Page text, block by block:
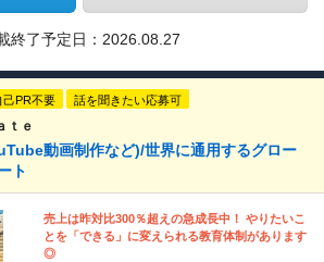
終了予定日： 2026.08.27
己PR不要 話を聞きたい応募可
ｔｅ
動画制作など)/世界に通用するグロー
ト
売上は昨対比300％超えの急成長中！ やりたいこ
とを「できる」に変えられる教育体制があります
◎